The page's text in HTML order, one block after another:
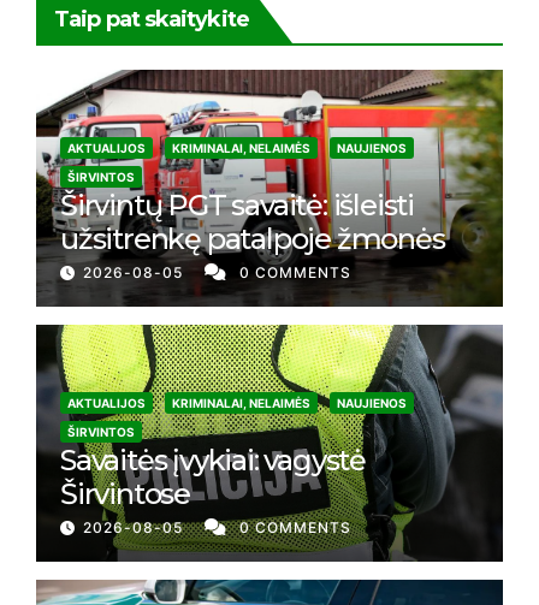
Taip pat skaitykite
AKTUALIJOS KRIMINALAI, NELAIMĖS
NAUJIENOS
ŠIRVINTOS
Širvintų PGT savaitė: išleisti
užsitrenkę patalpoje žmonės
2026-08-05 0 COMMENTS
AKTUALIJOS KRIMINALAI, NELAIMĖS
NAUJIENOS
ŠIRVINTOS
Savaitės įvykiai: vagystė
Širvintose
2026-08-05 0 COMMENTS